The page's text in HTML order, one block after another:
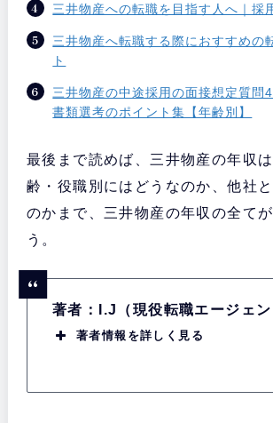
三井物産への転職を目指す人へ｜採
三井物産へ転職する際におすすめの
ト
三井物産の中途採用の面接想定質問
書類選考のポイント集【年齢別】
最後まで読めば、三井物産の年収
齢・役職別にはどうなのか、他社
のかまで、三井物産の年収の全て
う。
著者：I.J（現役転職エージェン
著者情報を詳しく見る